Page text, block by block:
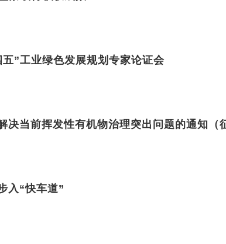
”工业绿色发展规划专家论证会
决当前挥发性有机物治理突出问题的通知（
入“快车道”